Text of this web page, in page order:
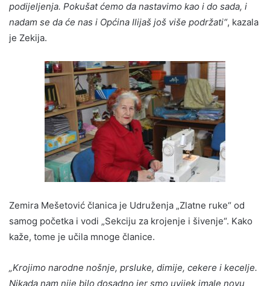
podijeljenja. Pokušat ćemo da nastavimo kao i do sada, i
nadam se da će nas i Općina Ilijaš još više podržati“, kazala
je Zekija.
Zemira Mešetović članica je Udruženja „Zlatne ruke“ od
samog početka i vodi „Sekciju za krojenje i šivenje“. Kako
kaže, tome je učila mnoge članice.
„Krojimo narodne nošnje, prsluke, dimije, cekere i kecelje.
Nikada nam nije bilo dosadno jer smo uvijek imale novu